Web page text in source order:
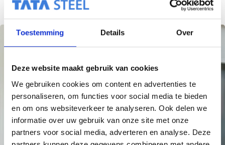
Toestemming Details Over
Deze website maakt gebruik van cookies
We gebruiken cookies om content en advertenties te
personaliseren, om functies voor social media te bieden
en om ons websiteverkeer te analyseren. Ook delen we
informatie over uw gebruik van onze site met onze
partners voor social media, adverteren en analyse. Deze